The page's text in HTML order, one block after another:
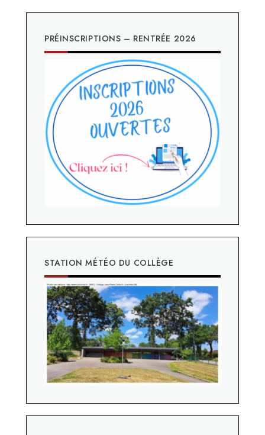
PRÉINSCRIPTIONS – RENTRÉE 2026
STATION MÉTÉO DU COLLÈGE